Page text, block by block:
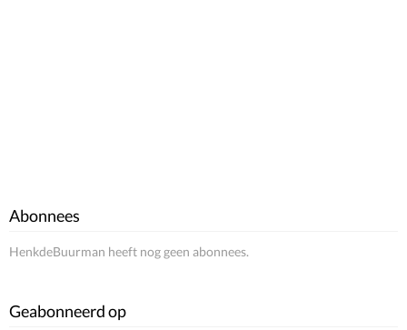
Abonnees
HenkdeBuurman heeft nog geen abonnees.
Geabonneerd op